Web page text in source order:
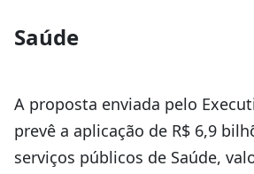
Saúde
A proposta enviada pelo
prevê a aplicação de R$ 6,9
serviços públicos de Saúde,